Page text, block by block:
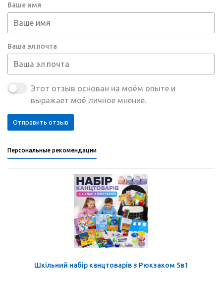
Ваше имя
Ваша эл.почта
Этот отзыв основан на моём опыте и
выражает моё личное мнение.
Отправить отзыв
Персональные рекомендации
Шкільний набір канцтоварів з Рюкзаком 5в1